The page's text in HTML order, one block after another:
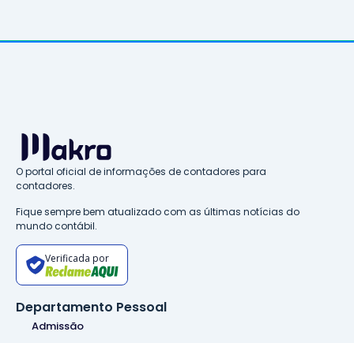
O portal oficial de informações de contadores para
contadores.
Fique sempre bem atualizado com as últimas notícias do
mundo contábil.
Verificada por
Departamento Pessoal
Admissão